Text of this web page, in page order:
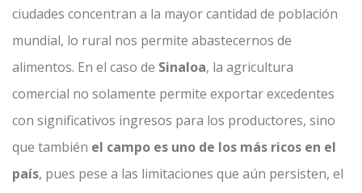
ciudades concentran a la mayor cantidad de población
mundial, lo rural nos permite abastecernos de
alimentos. En el caso de Sinaloa, la agricultura
comercial no solamente permite exportar excedentes
con significativos ingresos para los productores, sino
que también el campo es uno de los más ricos en el
país, pues pese a las limitaciones que aún persisten, el